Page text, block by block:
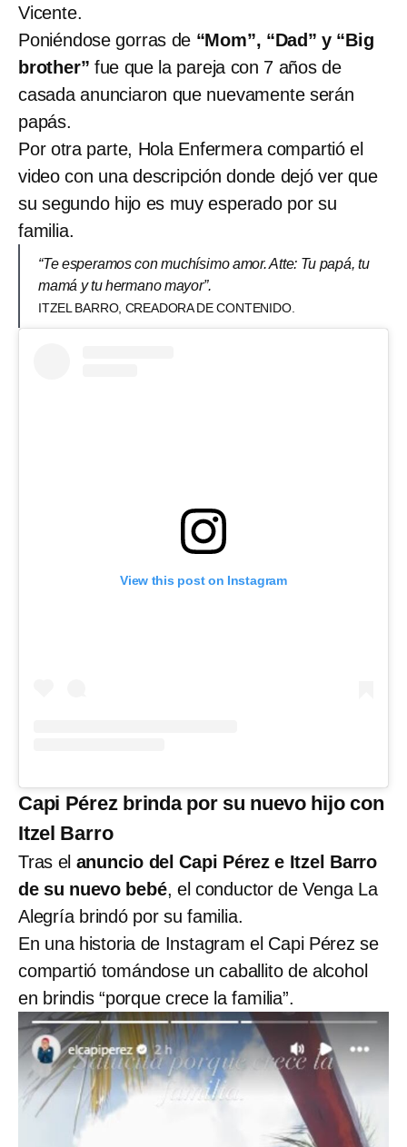
Vicente.
Poniéndose gorras de “Mom”, “Dad” y “Big
brother” fue que la pareja con 7 años de
casada anunciaron que nuevamente serán
papás.
Por otra parte, Hola Enfermera compartió el
video con una descripción donde dejó ver que
su segundo hijo es muy esperado por su
familia.
“Te esperamos con muchísimo amor. Atte: Tu papá, tu
mamá y tu hermano mayor”.
ITZEL BARRO, CREADORA DE CONTENIDO.
View this post on Instagram
Capi Pérez brinda por su nuevo hijo con
Itzel Barro
Tras el anuncio del Capi Pérez e Itzel Barro
de su nuevo bebé, el conductor de Venga La
Alegría brindó por su familia.
En una historia de Instagram el Capi Pérez se
compartió tomándose un caballito de alcohol
en brindis “porque crece la familia”.